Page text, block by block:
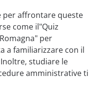
per affrontare queste
come il"Quiz
per
a familiarizzare con il
studiare le
amministrative ti